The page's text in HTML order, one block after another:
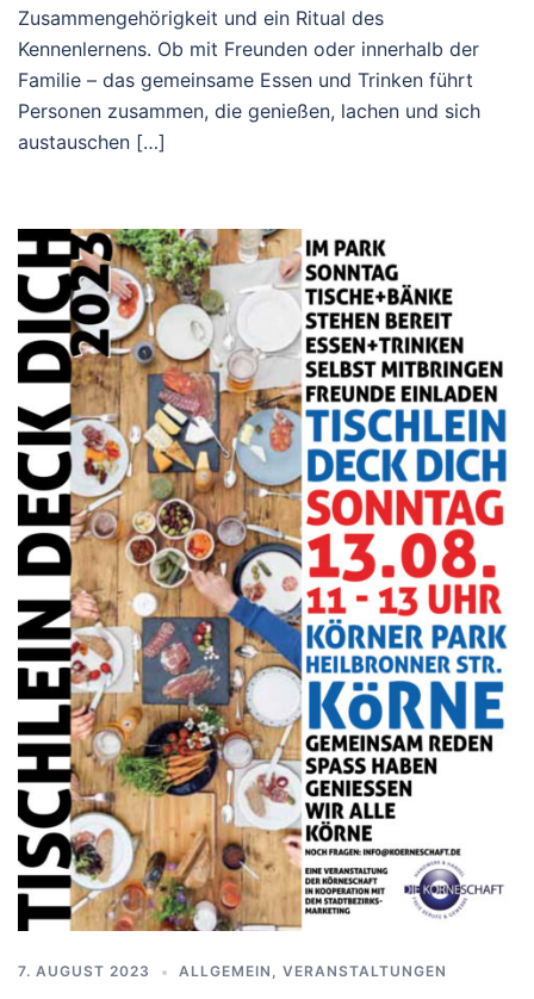
Zusammengehörigkeit und ein Ritual des
Kennenlernens. Ob mit Freunden oder innerhalb der
Familie – das gemeinsame Essen und Trinken führt
Personen zusammen, die genießen, lachen und sich
austauschen […]
7. AUGUST 2023 ALLGEMEIN , VERANSTALTUNGEN